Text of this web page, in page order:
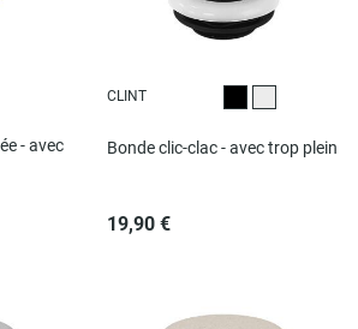
- avec
CLINT
NoirChromé
Bonde clic-clac - avec trop plein
19,90 €